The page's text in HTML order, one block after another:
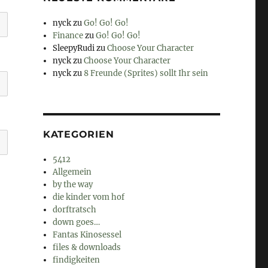
nyckzuGo! Go! Go!
FinancezuGo! Go! Go!
SleepyRudizuChoose Your Character
nyckzuChoose Your Character
nyckzu 8 Freunde (Sprites) sollt Ihr sein
KATEGORIEN
5412
Allgemein
by the way
die kinder vom hof
dorftratsch
down goes…
Fantas Kinosessel
files & downloads
findigkeiten